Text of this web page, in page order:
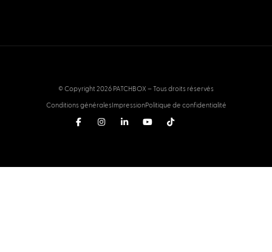
© Copyright 2026 PATCHBOX – Tous droits réservés
Conditions généralesImpressionPolitique de confidentialité